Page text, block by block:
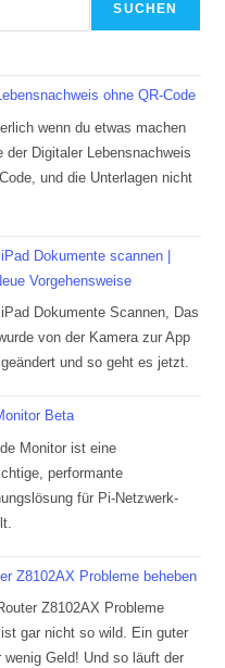
SUCHEN
ohne QR-Code
wenn du etwas machen
der Digitaler Lebensnachweis
und die Unterlagen nicht
Dokumente scannen |
Vorgehensweise
Dokumente Scannen, Das
von der Kamera zur App
und so geht es jetzt.
Beta
Monitor ist eine
performante
für Pi-Netzwerk-
Z8102AX Probleme beheben
Z8102AX Probleme
ist gar nicht so wild. Ein guter
wenig Geld! Und so läuft der